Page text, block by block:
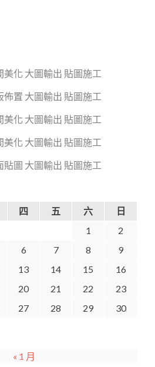
化 大圖輸出 貼圖施工
置 大圖輸出 貼圖施工
化 大圖輸出 貼圖施工
化 大圖輸出 貼圖施工
圖 大圖輸出 貼圖施工
四 五 六
日
1
2
6 7 8
9
13 14 15
16
20 21 22
23
27 28 29
30
« 1 月